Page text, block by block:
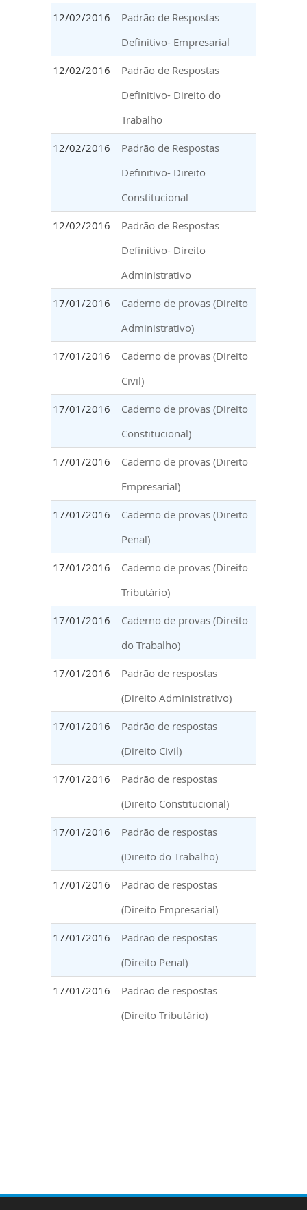
12/02/2016
Padrão de Respostas
Definitivo- Empresarial
12/02/2016
Padrão de Respostas
Definitivo- Direito do
Trabalho
12/02/2016
Padrão de Respostas
Definitivo- Direito
Constitucional
12/02/2016
Padrão de Respostas
Definitivo- Direito
Administrativo
17/01/2016
Caderno de provas (Direito
Administrativo)
17/01/2016
Caderno de provas (Direito
Civil)
17/01/2016
Caderno de provas (Direito
Constitucional)
17/01/2016
Caderno de provas (Direito
Empresarial)
17/01/2016
Caderno de provas (Direito
Penal)
17/01/2016
Caderno de provas (Direito
Tributário)
17/01/2016
Caderno de provas (Direito
do Trabalho)
17/01/2016
Padrão de respostas
(Direito Administrativo)
17/01/2016
Padrão de respostas
(Direito Civil)
17/01/2016
Padrão de respostas
(Direito Constitucional)
17/01/2016
Padrão de respostas
(Direito do Trabalho)
17/01/2016
Padrão de respostas
(Direito Empresarial)
17/01/2016
Padrão de respostas
(Direito Penal)
17/01/2016
Padrão de respostas
(Direito Tributário)